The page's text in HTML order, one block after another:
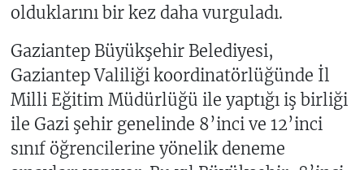
olduklarını bir kez daha vurguladı.
Gaziantep Büyükşehir Belediyesi,
Gaziantep Valiliği koordinatörlüğünde İl
Milli Eğitim Müdürlüğü ile yaptığı iş birliği
ile Gazi şehir genelinde 8’inci ve 12’inci
sınıf öğrencilerine yönelik deneme